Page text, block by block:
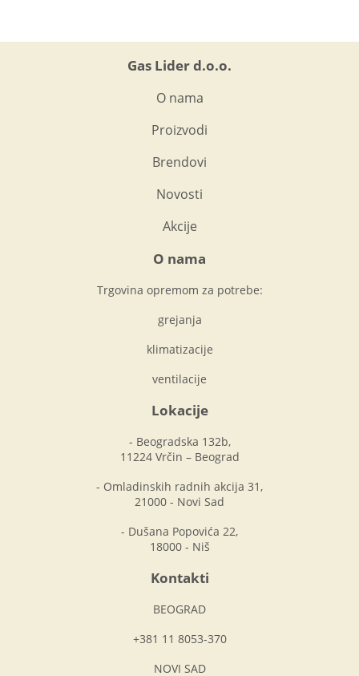
Gas Lider d.o.o.
O nama
Proizvodi
Brendovi
Novosti
Akcije
O nama
Trgovina opremom za potrebe:
grejanja
klimatizacije
ventilacije
Lokacije
- Beogradska 132b,
11224 Vrčin – Beograd
- Omladinskih radnih akcija 31,
21000 - Novi Sad
- Dušana Popovića 22,
18000 - Niš
Kontakti
BEOGRAD
+381 11 8053-370
NOVI SAD